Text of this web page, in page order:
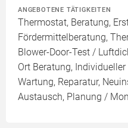
ANGEBOTENE TÄTIGKEITEN
Thermostat, Beratung,
Fördermittelberatung,
Blower-Door-Test /
Ort Beratung,
Wartung, Reparatur,
Austausch, Planung /